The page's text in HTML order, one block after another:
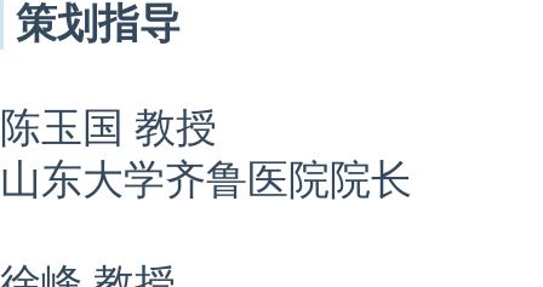
策划指导
陈玉国 教授
山东大学齐鲁医院院长